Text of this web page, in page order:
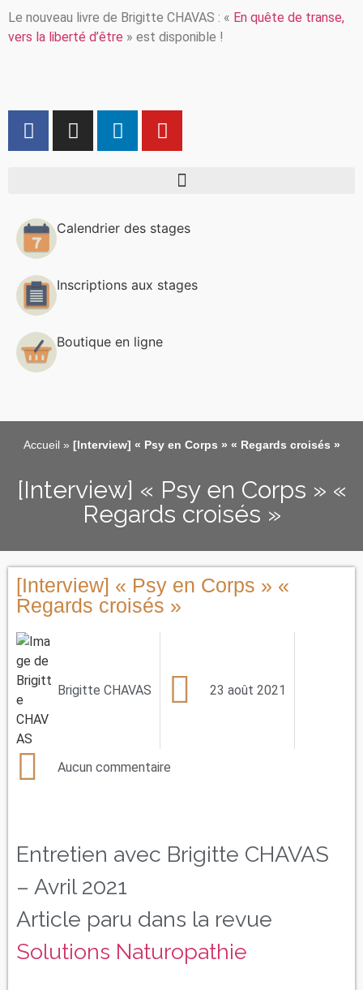
Le nouveau livre de Brigitte CHAVAS : « En quête de transe,
vers la liberté d’être » est disponible !
Calendrier des stages
Inscriptions aux stages
Boutique en ligne
Accueil » [Interview] « Psy en Corps » « Regards croisés »
[Interview] « Psy en Corps » «
Regards croisés »
[Interview] « Psy en Corps » «
Regards croisés »
Brigitte CHAVAS 23 août 2021
Aucun commentaire
Entretien avec Brigitte CHAVAS
– Avril 2021
Article paru dans la revue
Solutions Naturopathie